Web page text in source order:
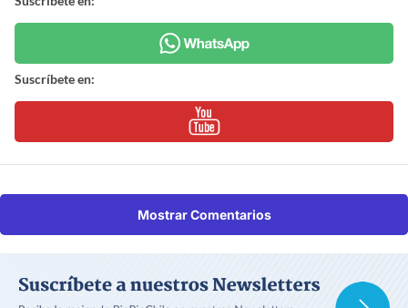
Suscríbete en:
Mostrar Comentarios